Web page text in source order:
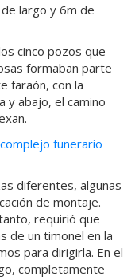
largo y 6m de
cinco pozos que
formaban parte
faraón, con la
y abajo, el camino
funerario
diferentes, algunas
de montaje.
requirió que
de un timonel en la
para dirigirla. En el
completamente